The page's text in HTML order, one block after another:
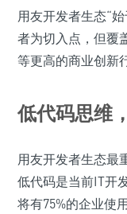
用友开发者生态“
者为切入点，但覆
等更高的商业创新
低代码思维
用友开发者生态最
低代码是当前IT开
将有75%的企业使